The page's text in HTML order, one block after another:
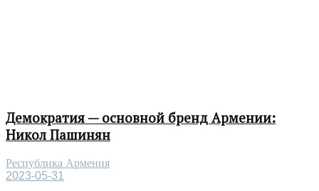
Демократия — основной бренд Армении:
Никол Пашинян
Республика Армения
2023-05-31